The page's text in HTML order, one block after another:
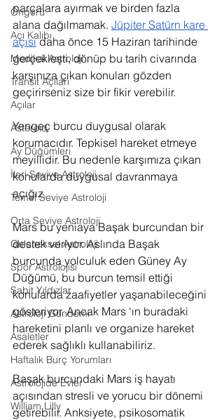
Öngörü
Açı Kalıbı
Medikal Astroloji
Transit Açıları
Açılar
Asteroid
Ay Düğümleri
İleri Seviye Astroloji
Temel Seviye Astroloji
Orta Seviye Astroloji
Geleneksel Astroloji
Spor Astrolojisi
Sabit Yıldızlar
Astroloji Gündemi
Asaletler
Haftalık Burç Yorumları
Astrolojide Evler
William Lilly
parçalara ayırmak ve birden fazla
alana dağılmamak. Jüpiter Satürn kare
açısı daha önce 15 Haziran tarihinde
gerçekleşti, dönüp bu tarih civarında
karşınıza çıkan konuları gözden
geçirirseniz size bir fikir verebilir.
Yengeç burcu duygusal olarak
korumacıdır. Tepkisel hareket etmeye
meyillidir. Bu nedenle karşımıza çıkan
konularda duygusal davranmaya
açığız.
Mars bu yeniaya Başak burcundan bir
destek veriyor. Aslında Başak
burcunda yolculuk eden Güney Ay
Düğümü, bu burcun temsil ettiği
konularda zaafiyetler yaşanabileceğini
gösteriyor. Ancak Mars ‘ın buradaki
hareketini planlı ve organize hareket
ederek sağlıklı kullanabiliriz.
Başak burcundaki Mars iş hayatı
açısından stresli ve yorucu bir dönemi
getirebilir. Anksiyete, psikosomatik